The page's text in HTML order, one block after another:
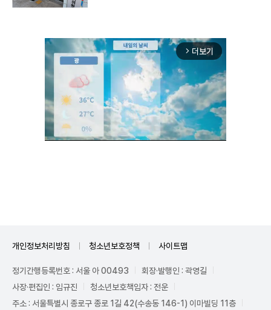
arrow_forward_ios 더보기
개인정보처리방침 청소년보호정책 사이트맵
정기간행등록번호 : 서울 아 00493
회장·발행인 : 곽영길
사장·편집인 : 임규진
청소년보호책임자 : 전운
주소 : 서울특별시 종로구 종로 1길 42(수송동 146-1) 이마빌딩 11층